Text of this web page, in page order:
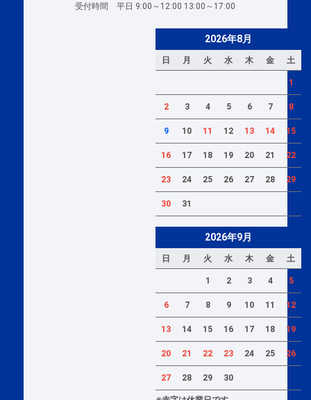
受付時間 平日 9:00～12:00 13:00～17:00
2026年8月
日 月 火 水 木 金 土
1
2 3 4 5 6 7 8
9 10 11 12 13 14 15
16 17 18 19 20 21 22
23 24 25 26 27 28 29
30 31
2026年9月
日 月 火 水 木 金 土
1 2 3 4 5
6 7 8 9 10 11 12
13 14 15 16 17 18 19
20 21 22 23 24 25 26
27 28 29 30